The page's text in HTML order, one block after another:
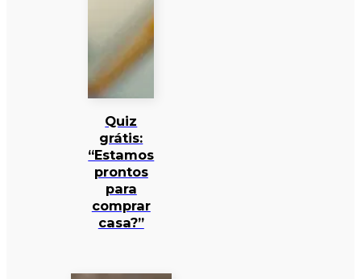
Quiz
grátis:
“Estamos
prontos
para
comprar
casa?”